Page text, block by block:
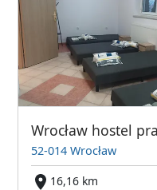
52-014 Wrocław
16,16 km